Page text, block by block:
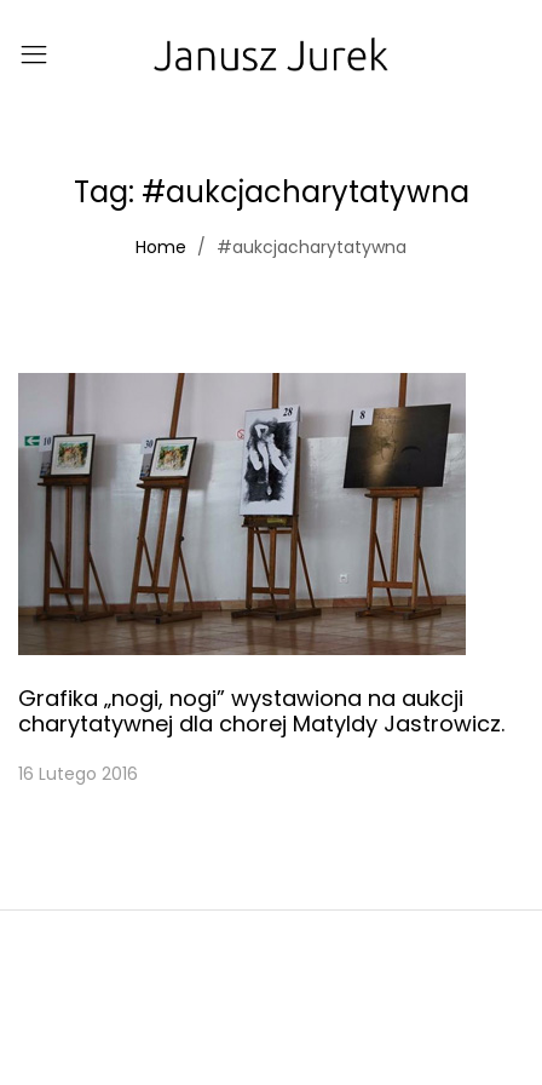
Tag: #aukcjacharytatywna
Home #aukcjacharytatywna
Grafika „nogi, nogi” wystawiona na aukcji
charytatywnej dla chorej Matyldy Jastrowicz.
16 Lutego 2016